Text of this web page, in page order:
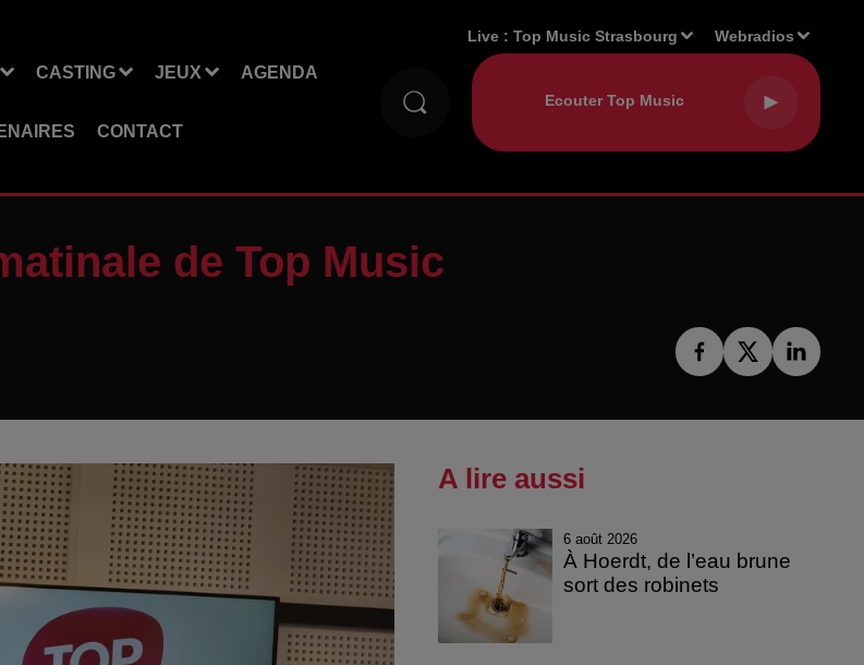
CASTING JEUX AGENDA
CONTACT
Live :Top Music Strasbourg Webradios
de Top Music
A lire aussi
6 août 2026
À Hoerdt, de l’eau brune
sort des robinets